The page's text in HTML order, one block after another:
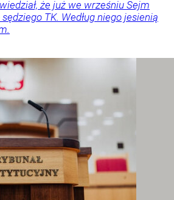
że już we wrześniu Sejm
TK. Według niego jesienią